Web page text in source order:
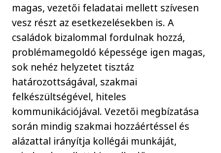
magas, vezetői feladatai mellett szívesen
vesz részt az esetkezelésekben is. A
családok bizalommal fordulnak hozzá,
problémamegoldó képessége igen magas,
sok nehéz helyzetet tisztáz
határozottságával, szakmai
felkészültségével, hiteles
kommunikációjával. Vezetői megbízatása
során mindig szakmai hozzáértéssel és
alázattal irányítja kollégái munkáját,